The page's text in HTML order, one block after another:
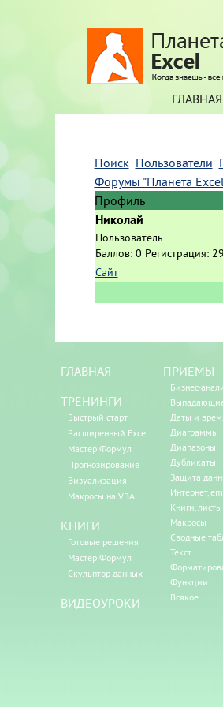
ГЛАВНАЯ
Поиск Пользователи
Форумы "Планета
Профиль
Николай
Пользователь
Баллов: 0 Регистрация:
Сайт
ГЛАВНАЯ
ТРЕНИНГИ
Быстрый старт
Расширенный Excel
Мастер Формул
Прогнозирование
Визуализация
Макросы на VBA
КНИГИ
Готовые решения
Мастер Формул
Скульптор данных
ВИДЕОУРОКИ
ПРИЕМЫ
Бизнес-
Даты и
Диаграммы
Диапазоны
Дубликаты
Защита
Интернет,
Книги, листы
Макросы
Сводные
Текст
Функции
Всякое